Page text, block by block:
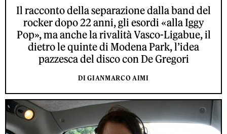
Il racconto della separazione dalla band del
rocker dopo 22 anni, gli esordi «alla Iggy
Pop», ma anche la rivalità Vasco-Ligabue, il
dietro le quinte di Modena Park, l’idea
pazzesca del disco con De Gregori
DI GIANMARCO AIMI